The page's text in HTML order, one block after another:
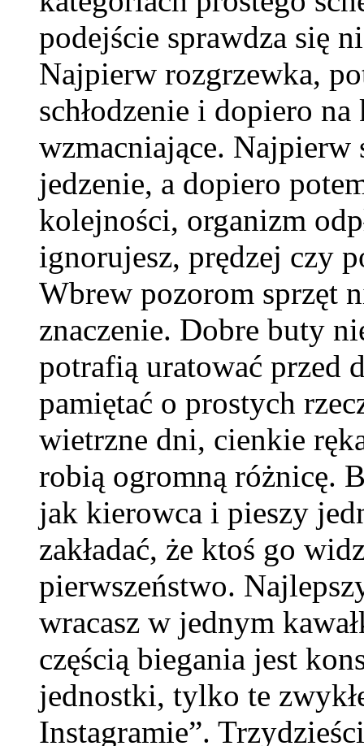
podejście sprawdza się
Najpierw rozgrzewka,
schłodzenie i dopiero
wzmacniające. Najpierw
jedzenie, a dopiero
kolejności, organizm
ignorujesz, prędzej czy
Wbrew pozorom sprzęt
znaczenie. Dobre buty
potrafią uratować przed
pamiętać o prostych
wietrzne dni, cienkie
robią ogromną różnicę.
jak kierowca i pieszy
zakładać, że ktoś go
pierwszeństwo.
wracasz w jednym
częścią biegania jest
jednostki, tylko te
Instagramie”.